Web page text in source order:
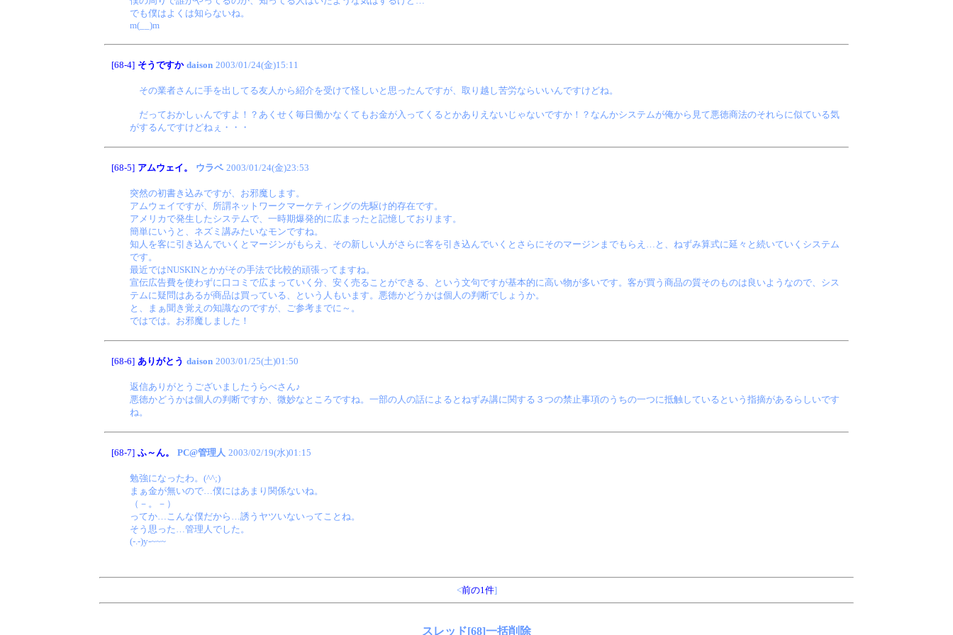
でも僕はよくは知らないね。
m(__)m
[68-4] そうですか daison 2003/01/24(金)15:11
その業者さんに手を出してる友人から紹介を受けて怪しいと思ったんですが、取り越し苦労ならいいんですけどね。
だっておかしぃんですよ！？あくせく毎日働かなくてもお金が入ってくるとかありえないじゃないですか！？なんかシステムが俺から見て悪徳商法のそれらに似ている気
がするんですけどねぇ・・・
[68-5] アムウェイ。 ウラベ 2003/01/24(金)23:53
突然の初書き込みですが、お邪魔します。
アムウェイですが、所謂ネットワークマーケティングの先駆け的存在です。
アメリカで発生したシステムで、一時期爆発的に広まったと記憶しております。
簡単にいうと、ネズミ講みたいなモンですね。
知人を客に引き込んでいくとマージンがもらえ、その新しい人がさらに客を引き込んでいくとさらにそのマージンまでもらえ…と、ねずみ算式に延々と続いていくシステム
です。
最近ではNUSKINとかがその手法で比較的頑張ってますね。
宣伝広告費を使わずに口コミで広まっていく分、安く売ることができる、という文句ですが基本的に高い物が多いです。客が買う商品の質そのものは良いようなので、シス
テムに疑問はあるが商品は買っている、という人もいます。悪徳かどうかは個人の判断でしょうか。
と、まぁ聞き覚えの知識なのですが、ご参考までに～。
ではでは。お邪魔しました！
[68-6] ありがとう daison 2003/01/25(土)01:50
返信ありがとうございましたうらべさん♪
悪徳かどうかは個人の判断ですか、微妙なところですね。一部の人の話によるとねずみ講に関する３つの禁止事項のうちの一つに抵触しているという指摘があるらしいです
ね。
[68-7] ふ～ん。 PC@管理人 2003/02/19(水)01:15
勉強になったわ。(^^;)
まぁ金が無いので…僕にはあまり関係ないね。
（－。－）
ってか…こんな僕だから…誘うヤツいないってことね。
そう思った…管理人でした。
(-.-)y-~~~
<前の1件]
スレッド[68]一括削除